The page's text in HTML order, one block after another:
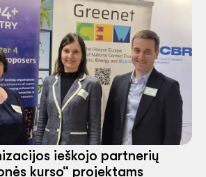
ieškojo partnerių
kurso“ projektams